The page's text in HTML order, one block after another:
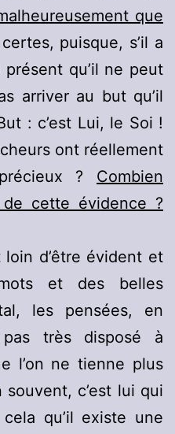
que
puisque, s’il a
qu’il ne peut
arriver au but qu’il
: c’est Lui, le Soi !
ont réellement
? Combien
cette évidence ?
loin d’être évident et
et des belles
les pensées, en
pas très disposé à
l’on ne tienne plus
c’est lui qui
cela qu’il existe une